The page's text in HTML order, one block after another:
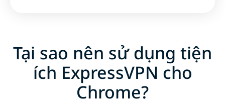
Tại sao nên sử dụng tiện
ích ExpressVPN cho
Chrome?